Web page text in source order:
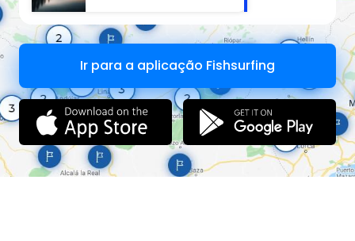
da Goma “Os Bravos”. “Café Marques”, sito na Ponte da
Esperança – 4830 Póvoa de Lanhoso. João Fernandes da
Silva, sito na Torre de Brunhais – 4830- 050 Póvoa de
Lanhoso
Ir para a aplicação Fishsurfing